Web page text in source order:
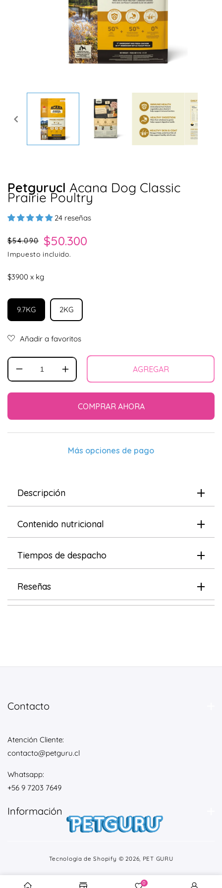
elemento
multimedia
en
una
Petgurucl Acana Dog Classic
Prairie Poultry
24 reseñas
Precio habitual
$54.090
Precio de oferta $50.300
Impuesto incluido.
$3900 x kg
9.7KG 2KG
Reducir
cantidad
para
Aumentar
cantidad
para
Acana
Poultry
AGREGAR
COMPRAR AHORA
Más opciones de pago
Descripción
Contenido nutricional
Tiempos de despacho
Reseñas
Contacto
Atención Cliente:
contacto@petguru.cl
Whatsapp:
+56 9 7203 7649
Información
Tecnología de Shopify © 2026, PET GURU
0